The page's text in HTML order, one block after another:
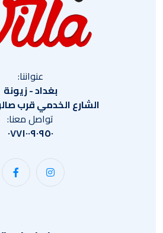
عنواننا:
بغداد - زيونة
الشارع الخدمي قرب
تواصل معنا:
٠٧٧١٠٠٩٠٩٥٠